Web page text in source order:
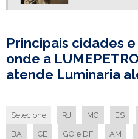
LUMINARIA HERMETICA PRECO
LUMINARIA IP65
LUMINARIA LED FABRICA
LUMINARIA SIMPLES
LUMINARIA SIMPLES PREÇO
Principais cidades
onde a
atende Luminaria
Selecione RJ MG ES
BA CE GO e DF AM